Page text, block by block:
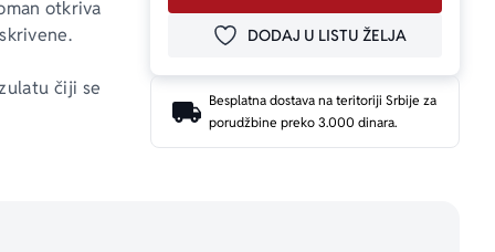
otkriva
čiji se
Kasja
DODAJ U OMILJENE
DODAJ U LISTU ŽELJA
Besplatna dostava na teritoriji Srbije za
porudžbine preko 3.000 dinara.